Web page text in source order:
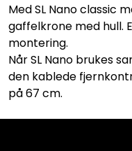
Med SL Nano classic
gaffelkrone med hull.
montering.
Når SL Nano brukes
den kablede
på 67 cm.